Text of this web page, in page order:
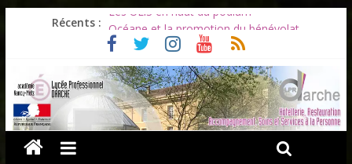
Récents : Les ULiS en haut du podium
Océane et la promotion du bénévolat
Bonnes vacances à tous !
Infos rentrée septembre 2026
Soirée d’adieux au Lycée Darche